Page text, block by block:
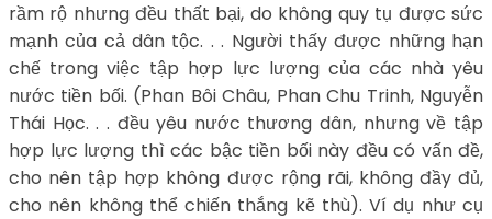
rầm rộ nhưng đều thất bại, do không quy tụ được sức
mạnh của cả dân tộc. . . Người thấy được những hạn
chế trong việc tập hợp lực lượng của các nhà yêu
nước tiền bối. (Phan Bôi Châu, Phan Chu Trinh, Nguyễn
Thái Học. . . đều yêu nước thương dân, nhưng về tập
hợp lực lượng thì các bậc tiền bối này đều có vấn đề,
cho nên tập hợp không được rộng rãi, không đầy đủ,
cho nên không thể chiến thắng kẽ thù). Ví dụ như cụ